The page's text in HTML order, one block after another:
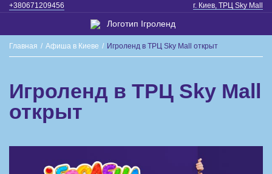
+380671209456 г. Киев, ТРЦ Sky Mall
Главная / Афиша в Киеве / Игроленд в ТРЦ Sky Mall открыт
Игроленд в ТРЦ Sky Mall
открыт